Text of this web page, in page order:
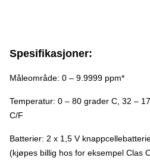
Spesifikasjoner:
Måleområde: 0 – 9.9999 ppm*
Temperatur: 0 – 80 grader C, 32 –
C/F
Batterier: 2 x 1,5 V
(kjøpes billig hos for eksempel Clas